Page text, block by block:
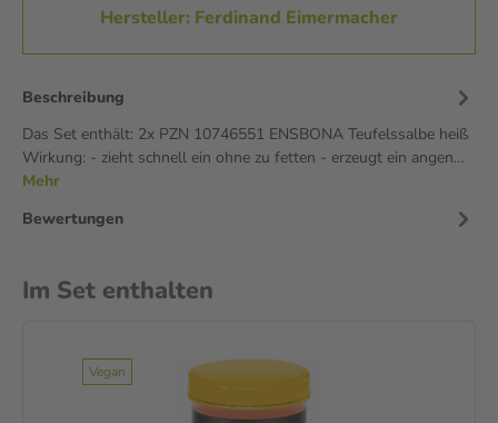
Hersteller: Ferdinand Eimermacher
Beschreibung
Das Set enthält: 2x PZN 10746551 ENSBONA Teufelssalbe heiß
Wirkung: - zieht schnell ein ohne zu fetten - erzeugt ein angen…
Mehr
Bewertungen
Im Set enthalten
Vegan